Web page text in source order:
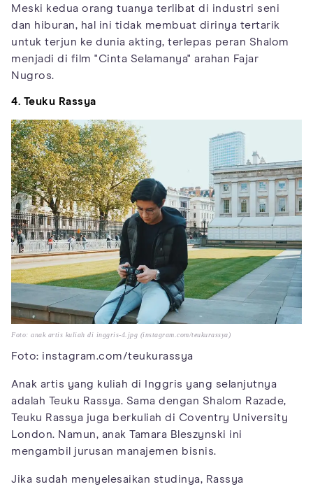
Meski kedua orang tuanya terlibat di industri seni
dan hiburan, hal ini tidak membuat dirinya tertarik
untuk terjun ke dunia akting, terlepas peran Shalom
menjadi di film "Cinta Selamanya" arahan Fajar
Nugros.
4. Teuku Rassya
Foto: anak artis kuliah di inggris-4.jpg (instagram.com/teukurassya)
Foto: instagram.com/teukurassya
Anak artis yang kuliah di Inggris yang selanjutnya
adalah Teuku Rassya. Sama dengan Shalom Razade,
Teuku Rassya juga berkuliah di Coventry University
London. Namun, anak Tamara Bleszynski ini
mengambil jurusan manajemen bisnis.
Jika sudah menyelesaikan studinya, Rassya